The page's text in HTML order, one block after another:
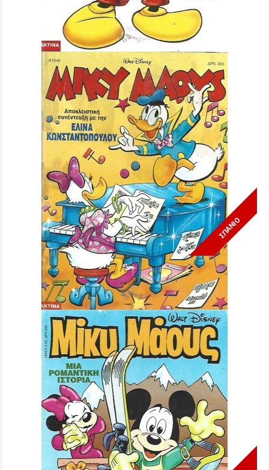
Μίκυ Μάους #1554***
Τιμή: 3,90 €
ΣΠΑΝΙΟ
Μίκυ Μάους #1549***
Τιμή: 3,90 €